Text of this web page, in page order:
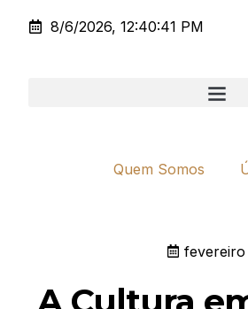
8/6/2026, 12:40:41 PM
Quem Somos